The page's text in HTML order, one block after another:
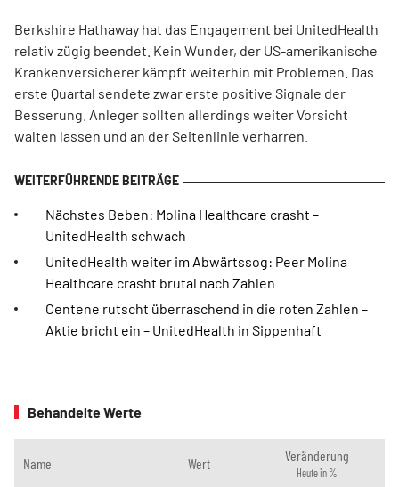
Berkshire Hathaway hat das Engagement bei UnitedHealth
relativ zügig beendet. Kein Wunder, der US-amerikanische
Krankenversicherer kämpft weiterhin mit Problemen. Das
erste Quartal sendete zwar erste positive Signale der
Besserung. Anleger sollten allerdings weiter Vorsicht
walten lassen und an der Seitenlinie verharren.
Nächstes Beben: Molina Healthcare crasht –
UnitedHealth schwach
UnitedHealth weiter im Abwärtssog: Peer Molina
Healthcare crasht brutal nach Zahlen
Centene rutscht überraschend in die roten Zahlen –
Aktie bricht ein – UnitedHealth in Sippenhaft
Behandelte Werte
Name Wert Veränderung
Heute in %